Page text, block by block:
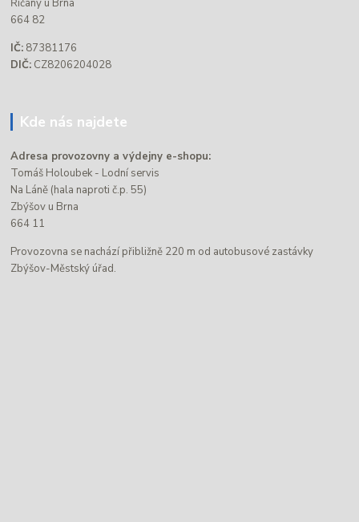
Říčany u Brna
664 82
IČ: 87381176
DIČ: CZ8206204028
Kde nás najdete
Adresa provozovny a výdejny e-shopu:
Tomáš Holoubek - Lodní servis
Na Láně (hala naproti č.p. 55)
Zbýšov u Brna
664 11
Provozovna se nachází přibližně 220 m od autobusové zastávky
Zbýšov-Městský úřad.